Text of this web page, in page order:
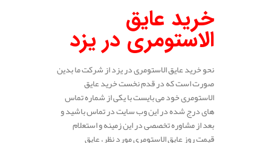
خرید عایق
الاستومری در یزد
نحو خرید عایق الاستومری در یزد از شرکت ما بدین
صورت است که در قدم نخست خرید عایق
الاستومری خود می بایست با یکی از شماره تماس
های درج شده در این وب سایت در تماس باشید و
بعد از مشاوره تخصصی در این زمینه و استعلام
قیمت روز عایق الاستومری مورد نظر، عایق